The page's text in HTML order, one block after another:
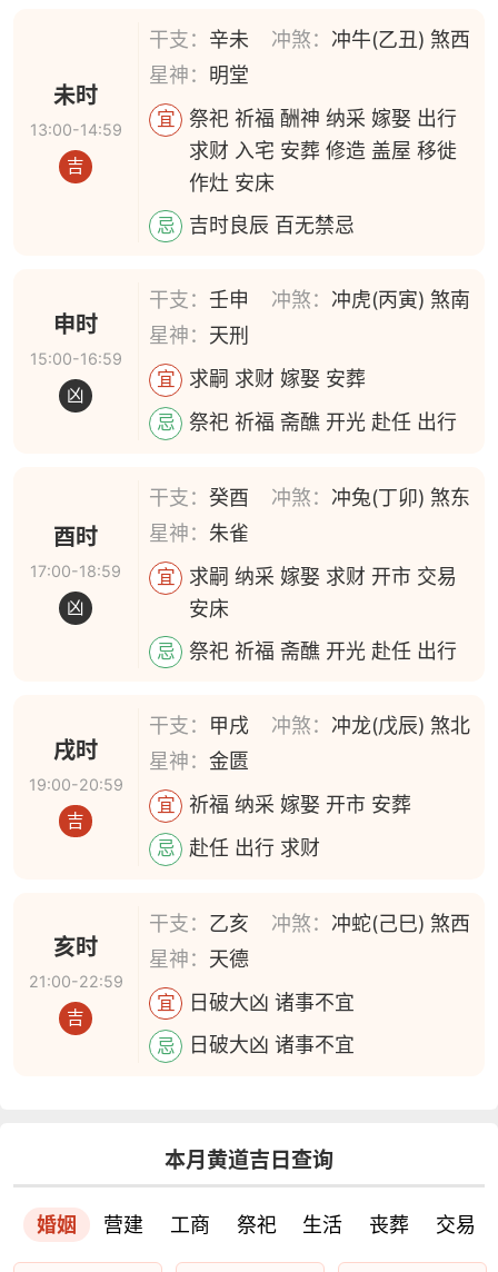
未时
13:00-14:59
吉
干支： 辛未 冲煞： 冲牛(乙丑) 煞西
星神： 明堂
宜
祭祀 祈福 酬神 纳采 嫁娶 出行
求财 入宅 安葬 修造 盖屋 移徙
作灶 安床
忌 吉时良辰 百无禁忌
申时
15:00-16:59
凶
干支： 壬申 冲煞： 冲虎(丙寅) 煞南
星神： 天刑
宜 求嗣 求财 嫁娶 安葬
忌 祭祀 祈福 斋醮 开光 赴任 出行
酉时
17:00-18:59
凶
干支：癸酉 冲煞： 冲兔(丁卯) 煞东
星神： 朱雀
宜
求嗣 纳采 嫁娶 求财 开市 交易
安床
忌 祭祀 祈福 斋醮 开光 赴任 出行
戌时
19:00-20:59
吉
干支： 甲戌 冲煞： 冲龙(戊辰) 煞北
星神：金匮
宜 祈福 纳采 嫁娶 开市 安葬
忌 赴任 出行 求财
亥时
21:00-22:59
吉
干支： 乙亥 冲煞： 冲蛇(己巳) 煞西
星神： 天德
宜 日破大凶 诸事不宜
忌 日破大凶 诸事不宜
本月黄道吉日查询
婚姻 营建 工商 祭祀 生活 丧葬 交易